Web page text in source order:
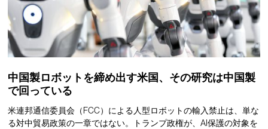
中国製ロボットを締め出す米国、その研究は中国製
で回っている
米連邦通信委員会（FCC）による人型ロボットの輸入禁止は、単な
る対中貿易政策の一章ではない。トランプ政権が、AI保護の対象を